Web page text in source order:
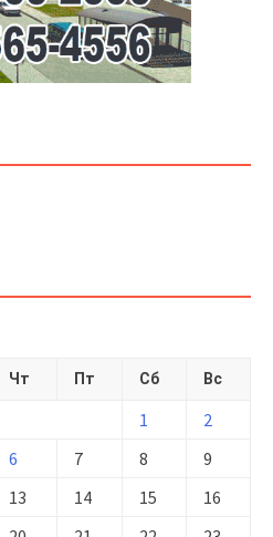
Чт Пт Сб Вс
1
2
6 7 8
9
13 14 15
16